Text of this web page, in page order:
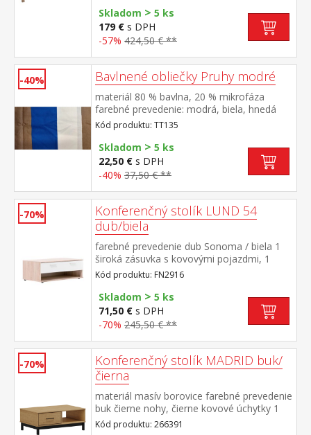
Skladom > 5 ks
179 € s DPH
-57% 424,50 € **
-40% Bavlnené obliečky Pruhy modré
materiál 80 % bavlna, 20 % mikrofáza
farebné prevedenie: modrá, biela, hnedá
rozmery: 140 × 200 cm + 70 × 90 cm
stálofarebné, jemné, priedušné, príjemné
na dotyk, pre celoročné použitie prateľné
do 40 °C, odporúčané prať naruby a
zapnuté, v prostriedkoch na farebnú
Kód produktu: TT135
Skladom > 5 ks
22,50 € s DPH
-40% 37,50 € **
-70%
Konferenčný stolík LUND 54
dub/biela
farebné prevedenie dub Sonoma / biela 1
široká zásuvka s kovovými pojazdmi, 1
polica maximálne odporúčané zaťaženie
stolíka je 10 kg maximálne odporúčané
zaťaženie zásuvky je 3 kg
Kód produktu: FN2916
Skladom > 5 ks
71,50 € s DPH
-70% 245,50 € **
-70%
Konferenčný stolík MADRID buk/
čierna
materiál masív borovice farebné prevedenie
buk čierne nohy, čierne kovové úchytky 1
otvorená polica, 1 obojstranná zásuvka
Kód produktu: 266391